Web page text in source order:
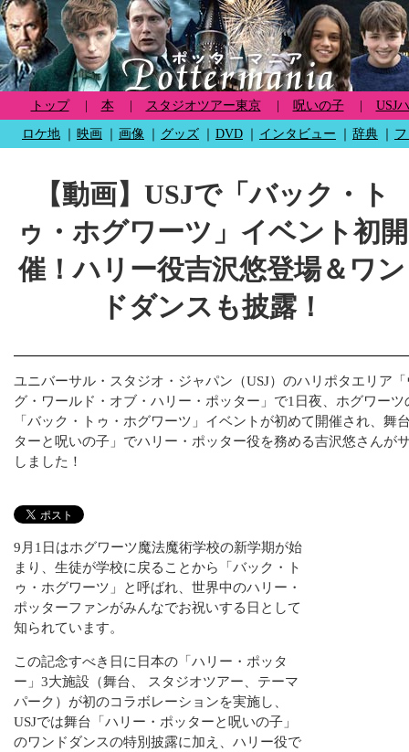
トップ 本 スタジオツアー東京 呪いの子 USJ
ロケ地 映画 画像 グッズ DVD インタビュー 辞典
【動画】USJで「バック・ト
ゥ・ホグワーツ」イベント初開
催！ハリー役吉沢悠登場＆ワン
ドダンスも披露！
ユニバーサル・スタジオ・ジャパン（USJ）のハリポタエリア
グ・ワールド・オブ・ハリー・ポッター」で1日夜、ホグワー
「バック・トゥ・ホグワーツ」イベントが初めて開催され、舞
ターと呪いの子」でハリー・ポッター役を務める吉沢悠さんが
しました！
9月1日はホグワーツ魔法魔術学校の新学期が始
まり、生徒が学校に戻ることから「バック・ト
ゥ・ホグワーツ」と呼ばれ、世界中のハリー・
ポッターファンがみんなでお祝いする日として
知られています。
この記念すべき日に日本の「ハリー・ポッタ
ー」3大施設（舞台、 スタジオツアー、テーマ
パーク）が初のコラボレーションを実施し、
USJでは舞台「ハリー・ポッターと呪いの子」
のワンドダンスの特別披露に加え、ハリー役で